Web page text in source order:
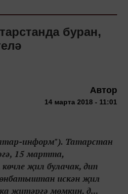
буран,
Автор
14 марта 2018 - 11:01
информ"). Татарстан
15 мартта,
җил булачак, дип
искән җил
җитәргә мөмкин, д...